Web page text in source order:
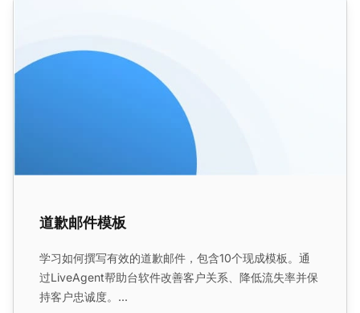
道歉邮件模板
学习如何撰写有效的道歉邮件，包含10个现成模板。通
过LiveAgent帮助台软件改善客户关系、降低流失率并保
持客户忠诚度。...